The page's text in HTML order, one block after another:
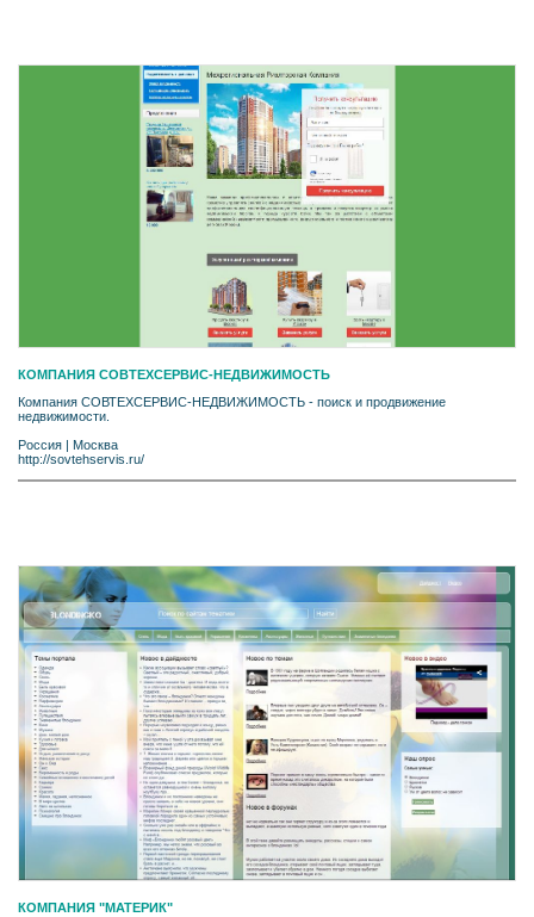
КОМПАНИЯ СОВТЕХСЕРВИС-НЕДВИЖИМОСТЬ
Компания СОВТЕХСЕРВИС-НЕДВИЖИМОСТЬ - поиск и продвижение
недвижимости.
Россия
Москва
http://sovtehservis.ru/
КОМПАНИЯ "МАТЕРИК"